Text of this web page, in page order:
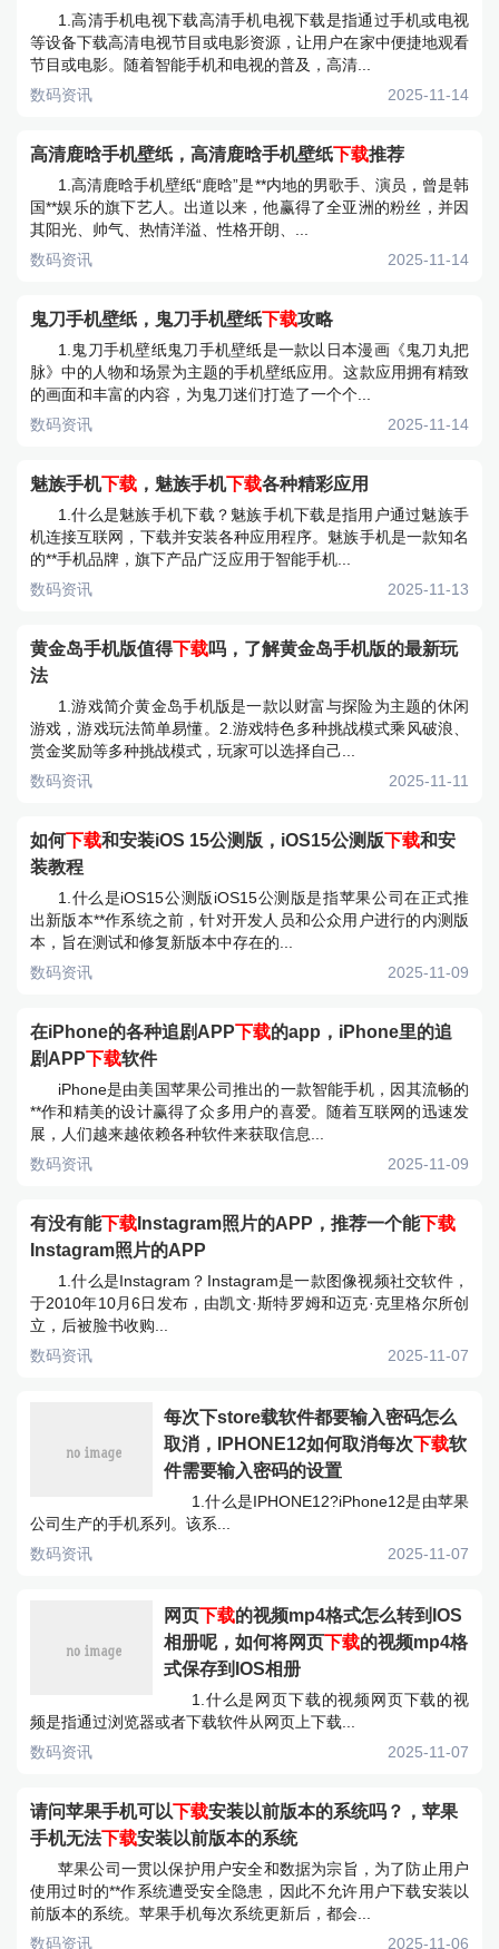
1.高清手机电视下载高清手机电视下载是指通过手机或电视
等设备下载高清电视节目或电影资源，让用户在家中便捷地观看
节目或电影。随着智能手机和电视的普及，高清...
数码资讯
2025-11-14
高清鹿晗手机壁纸，高清鹿晗手机壁纸下载推荐
1.高清鹿晗手机壁纸“鹿晗”是**内地的男歌手、演员，曾是韩
国**娱乐的旗下艺人。出道以来，他赢得了全亚洲的粉丝，并因
其阳光、帅气、热情洋溢、性格开朗、...
数码资讯
2025-11-14
鬼刀手机壁纸，鬼刀手机壁纸下载攻略
1.鬼刀手机壁纸鬼刀手机壁纸是一款以日本漫画《鬼刀丸把
脉》中的人物和场景为主题的手机壁纸应用。这款应用拥有精致
的画面和丰富的内容，为鬼刀迷们打造了一个个...
数码资讯
2025-11-14
魅族手机下载 ，魅族手机下载各种精彩应用
1.什么是魅族手机下载？魅族手机下载是指用户通过魅族手
机连接互联网，下载并安装各种应用程序。魅族手机是一款知名
的**手机品牌，旗下产品广泛应用于智能手机...
数码资讯
2025-11-13
黄金岛手机版值得下载吗，了解黄金岛手机版的最新玩
法
1.游戏简介黄金岛手机版是一款以财富与探险为主题的休闲
游戏，游戏玩法简单易懂。2.游戏特色多种挑战模式乘风破浪、
赏金奖励等多种挑战模式，玩家可以选择自己...
数码资讯
2025-11-11
如何下载和安装iOS 15公测版，iOS15公测版下载和安
装教程
1.什么是iOS15公测版iOS15公测版是指苹果公司在正式推
出新版本**作系统之前，针对开发人员和公众用户进行的内测版
本，旨在测试和修复新版本中存在的...
数码资讯
2025-11-09
在iPhone的各种追剧APP下载的app，iPhone里的追
剧APP下载软件
iPhone是由美国苹果公司推出的一款智能手机，因其流畅的
**作和精美的设计赢得了众多用户的喜爱。随着互联网的迅速发
展，人们越来越依赖各种软件来获取信息...
数码资讯
2025-11-09
有没有能下载 Instagram照片的APP，推荐一个能下载
Instagram照片的APP
1.什么是Instagram？Instagram是一款图像视频社交软件，
于2010年10月6日发布，由凯文·斯特罗姆和迈克·克里格尔所创
立，后被脸书收购...
数码资讯
2025-11-07
每次下store载软件都要输入密码怎么
取消，IPHONE12如何取消每次下载软
件需要输入密码的设置
1.什么是IPHONE12?iPhone12是由苹果
公司生产的手机系列。该系...
数码资讯
2025-11-07
网页下载的视频mp4格式怎么转到IOS
相册呢，如何将网页下载的视频mp4格
式保存到IOS相册
1.什么是网页下载的视频网页下载的视
频是指通过浏览器或者下载软件从网页上下载...
数码资讯
2025-11-07
请问苹果手机可以下载安装以前版本的系统吗？，苹果
手机无法下载安装以前版本的系统
苹果公司一贯以保护用户安全和数据为宗旨，为了防止用户
使用过时的**作系统遭受安全隐患，因此不允许用户下载安装以
前版本的系统。苹果手机每次系统更新后，都会...
数码资讯
2025-11-06